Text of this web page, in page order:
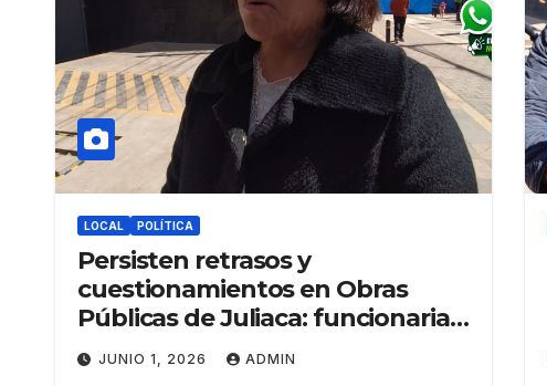
LOCAL POLÍTICA
Persisten retrasos y
cuestionamientos en Obras
Públicas de Juliaca: funcionaria
atribuye paralizaciones a
residentes y falta de personal
JUNIO 1, 2026 ADMIN